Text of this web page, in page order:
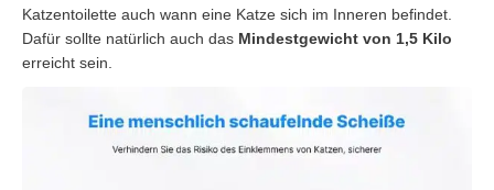
Katzentoilette auch wann eine Katze sich im Inneren befindet.
Dafür sollte natürlich auch das Mindestgewicht von 1,5 Kilo
erreicht sein.